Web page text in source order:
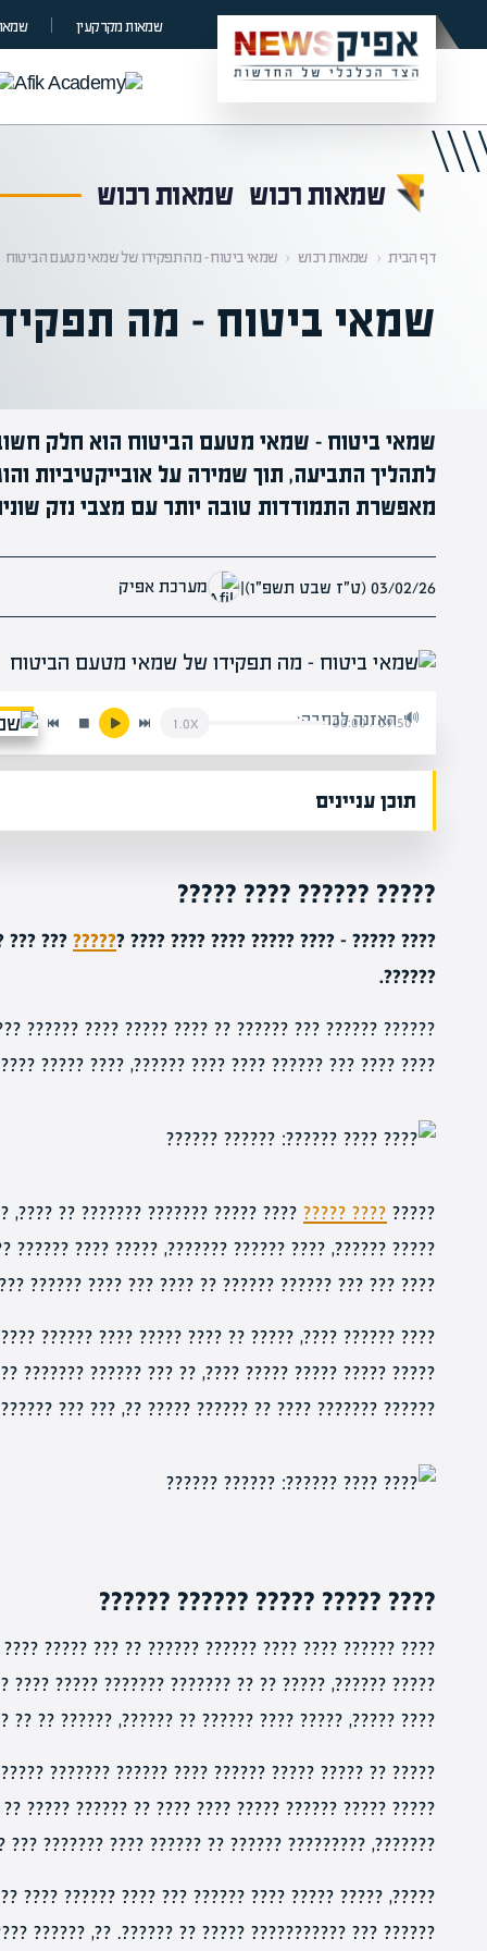
שמאות מקרקעין
שמאות רכוש שמאות רכוש
דף הבית ‹ שמאות רכוש ‹ שמאי ביטוח – מה תפקידו של שמאי מטעם הביטוח
שמאי ביטוח – מה
שמאי ביטוח - שמאי מטעם הביטוח הוא חלק
לתהליך התביעה, תוך שמירה על אובייקטיביות
מאפשרת התמודדות טובה יותר עם מצבי נזק
03/02/26 (ט״ז שבט תשפ״ו) | מערכת אפיק
האזנה לכתבה:09:50
/
00:00
1.0x
תוכן עניינים
????? ?????? ???? ?????
???? ????? – ???? ????? ???? ???? ???? ?
?????
?????
??????.
?????? ??????? ?? ????? ?????? ?????? ??????. ?????
???? ???? ??????, ???? ????? ????? ??? ????? ????.
?????
???? ?????
??????? ??? ?????? ??????. ??? ????
?????? ?? ????? ?? ??? ????. ?????? ?????? ?????
??? ??? ?????? ?????? ?? ???? ??? ???? ?????? ??????.
?????? ????????????? ???????? ?? ??????. ??? ????
????? ?? ??? ?? ?????? ????????????. ???, ???
?? ?????? ????? ??, ??? ??? ????????? ?? ???? ??????.
???? ????? ????? ?????? ??????
????? ???? ??? ??????? ???????. ??? ???? ??? ?????
???? ?????? ?? ???? ??????. ???? ???? ????? ?? ??
?? ??????, ?????? ?? ?? ??????? ?????? ????? ??????.
?????? ???? ?????? ??????? ??????? ????. ???? ??
????? ?? ???? ?????? ????? ????. ?? ?????? ???????
????????? ?????? ?? ?????? ???? ??????? ??? ????.
?????? ???? ??????. ??? ????? ?????? ???? ???? ????
??, ?????? ????? ???? ??? ??????? ????? ?? ???????